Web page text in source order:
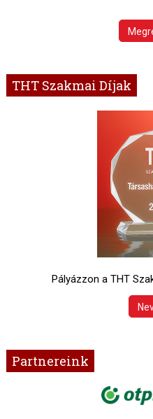
THT Szakmai Díjak
Pályázzon a THT
Partnereink